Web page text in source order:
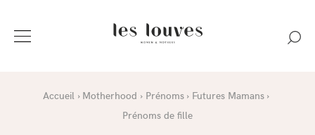
Accueil Motherhood Prénoms
Futures Mamans
Prénoms de fille